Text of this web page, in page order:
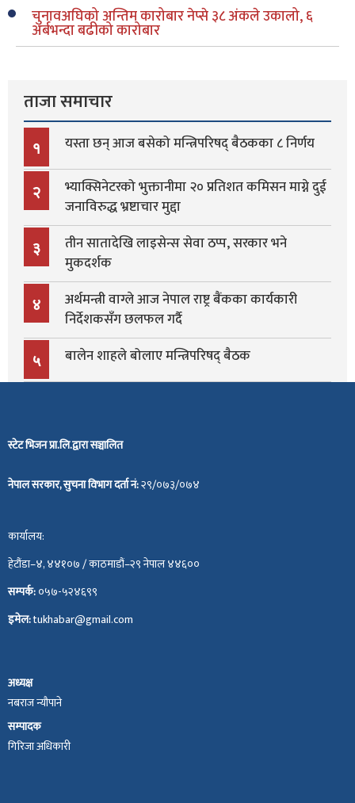
चुनावअघिको अन्तिम कारोबार नेप्से ३८ अंकले उकालो, ६
अर्बभन्दा बढीको कारोबार
ताजा समाचार
१ यस्ता छन् आज बसेको मन्त्रिपरिषद् बैठकका ८ निर्णय
२
भ्याक्सिनेटरको भुक्तानीमा २० प्रतिशत कमिसन माग्ने दुई
जनाविरुद्ध भ्रष्टाचार मुद्दा
३
तीन सातादेखि लाइसेन्स सेवा ठप्प, सरकार भने
मुकदर्शक
४
अर्थमन्त्री वाग्ले आज नेपाल राष्ट्र बैंकका कार्यकारी
निर्देशकसँग छलफल गर्दै
५ बालेन शाहले बोलाए मन्त्रिपरिषद् बैठक
स्टेट भिजन प्रा.लि.द्वारा सञ्चालित
नेपाल सरकार, सुचना विभाग दर्ता नं:२९/०७३/०७४
कार्यालय:
हेटौंडा–४, ४४१०७ / काठमाडौं–२९ नेपाल ४४६००
सम्पर्क:०५७-५२४६९९
इमेल:tukhabar@gmail.com
अध्यक्ष
नबराज न्यौपाने
सम्पादक
गिरिजा अधिकारी